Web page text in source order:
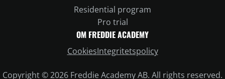
Residential program
Pro trial
OM FREDDIE ACADEMY
Copyright © 2026 Freddie Academy AB. All rights reserved.
CookiesIntegritetspolicy